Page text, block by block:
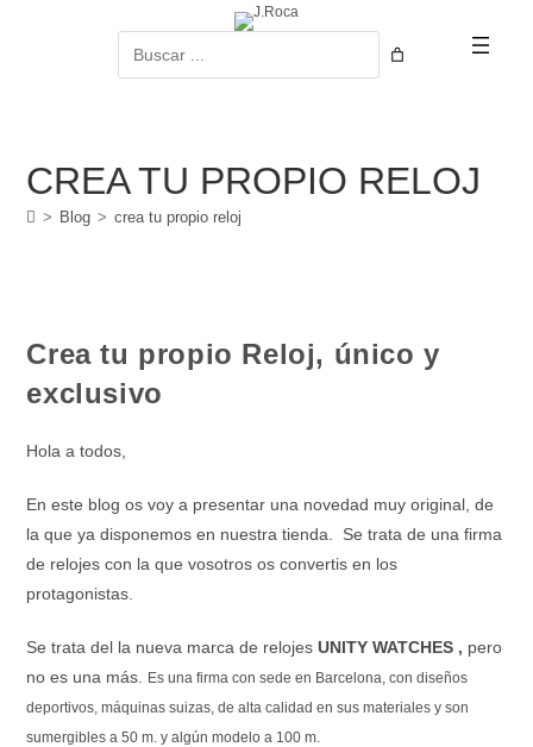
CREA TU PROPIO RELOJ
> Blog > crea tu propio reloj
Crea tu propio Reloj, único y
exclusivo
Hola a todos,
En este blog os voy a presentar una novedad muy original, de
la que ya disponemos en nuestra tienda. Se trata de una firma
de relojes con la que vosotros os convertis en los
protagonistas.
Se trata del la nueva marca de relojesUNITY WATCHES , pero
no es una más.
Es una firma con sede en Barcelona, con diseños
deportivos, máquinas suizas, de alta calidad en sus materiales y son
sumergibles a 50 m. y algún modelo a 100 m.